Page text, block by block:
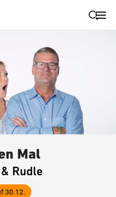
Suche schließen
erhalten
Mal
Rudle
30.12.